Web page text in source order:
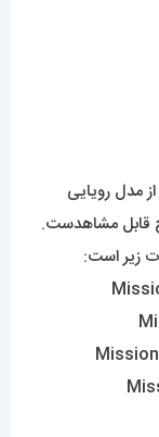
مدل رویایی
قابل مشاهدست.